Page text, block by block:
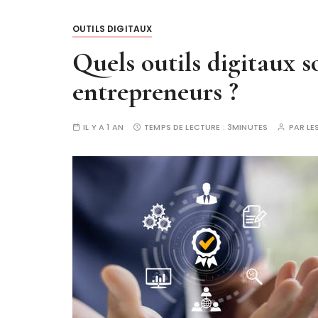
OUTILS DIGITAUX
Quels outils digitaux
entrepreneurs ?
IL Y A 1 AN TEMPS DE LECTURE : 3MINUTES PAR